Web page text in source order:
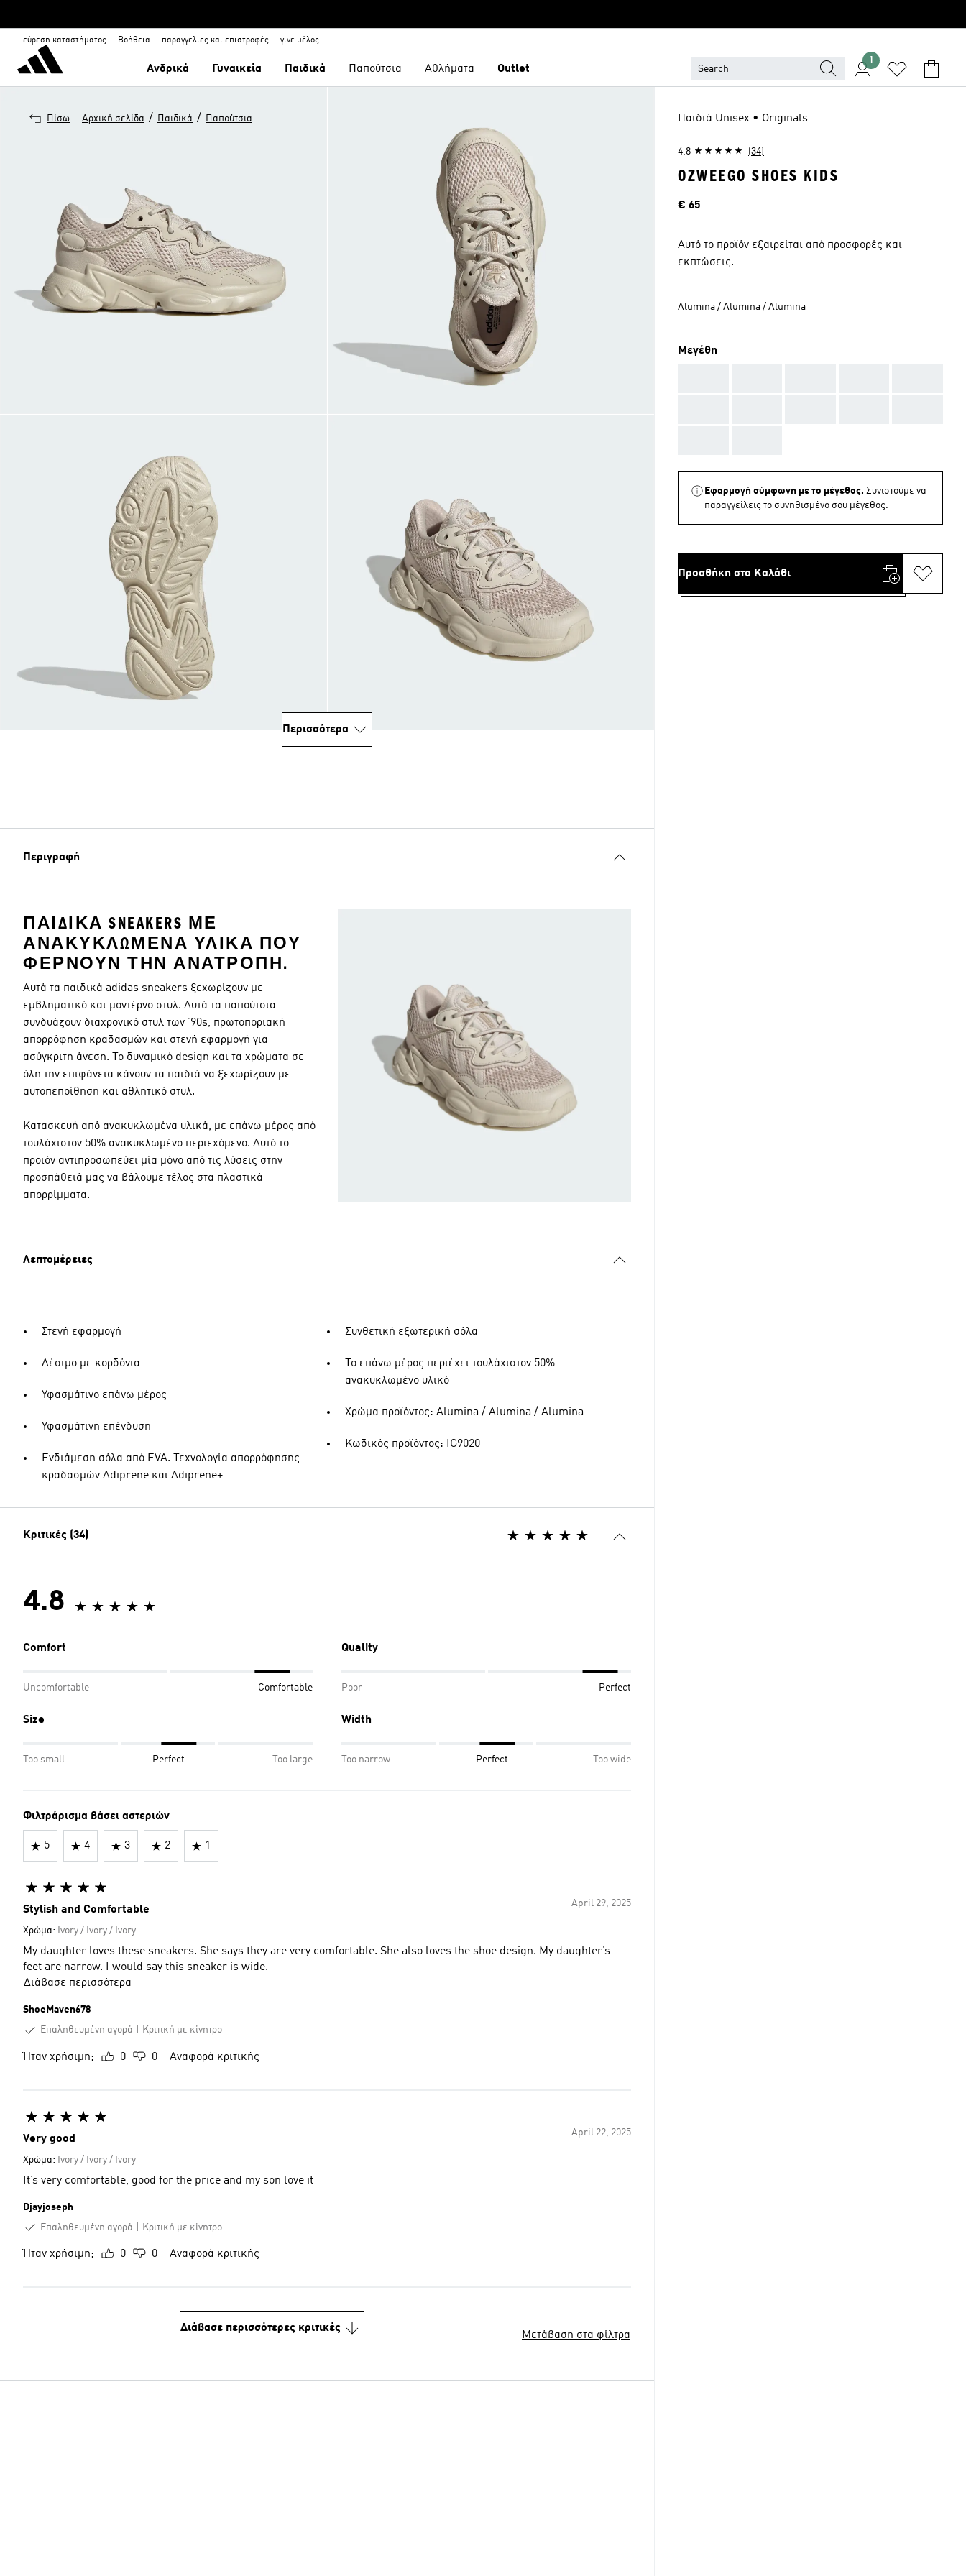
εύρεση καταστήματος Βοήθεια παραγγελίες και επιστροφές γίνε μέλος
Ανδρικά Γυναικεία Παιδικά Παπούτσια Αθλήματα Outlet
1
Πίσω Αρχική σελίδα / Παιδικά / Παπούτσια
Περισσότερα
Περιγραφή
ΠΑΙΔΙΚΆ SNEAKERS ΜΕ
ΑΝΑΚΥΚΛΩΜΈΝΑ ΥΛΙΚΆ ΠΟΥ
ΦΈΡΝΟΥΝ ΤΗΝ ΑΝΑΤΡΟΠΉ.
Αυτά τα παιδικά adidas sneakers ξεχωρίζουν με
εμβληματικό και μοντέρνο στυλ. Αυτά τα παπούτσια
συνδυάζουν διαχρονικό στυλ των ’90s, πρωτοποριακή
απορρόφηση κραδασμών και στενή εφαρμογή για
ασύγκριτη άνεση. Το δυναμικό design και τα χρώματα σε
όλη την επιφάνεια κάνουν τα παιδιά να ξεχωρίζουν με
αυτοπεποίθηση και αθλητικό στυλ.
Κατασκευή από ανακυκλωμένα υλικά, με επάνω μέρος από
τουλάχιστον 50% ανακυκλωμένο περιεχόμενο. Αυτό το
προϊόν αντιπροσωπεύει μία μόνο από τις λύσεις στην
προσπάθειά μας να βάλουμε τέλος στα πλαστικά
απορρίμματα.
Λεπτομέρειες
Στενή εφαρμογή
Δέσιμο με κορδόνια
Υφασμάτινο επάνω μέρος
Υφασμάτινη επένδυση
Ενδιάμεση σόλα από EVA. Τεχνολογία απορρόφησης
κραδασμών Adiprene και Adiprene+
Συνθετική εξωτερική σόλα
Το επάνω μέρος περιέχει τουλάχιστον 50%
ανακυκλωμένο υλικό
Χρώμα προϊόντος: Alumina / Alumina / Alumina
Κωδικός προϊόντος: IG9020
Κριτικές (34)
4.8
Comfort
Uncomfortable Comfortable
Quality
Poor Perfect
Size
Too small Perfect Too large
Width
Too narrow Perfect Too wide
Φιλτράρισμα βάσει αστεριών
5 4 3 2 1
April 29, 2025
Stylish and Comfortable
Χρώμα: Ivory / Ivory / Ivory
My daughter loves these sneakers. She says they are very comfortable. She also loves the shoe design. My daughter’s
feet are narrow. I would say this sneaker is wide.
Διάβασε περισσότερα
ShoeMaven678
Επαληθευμένη αγορά
Κριτική με κίνητρο
Ήταν χρήσιμη; 0 0 Αναφορά κριτικής
April 22, 2025
Very good
Χρώμα: Ivory / Ivory / Ivory
It’s very comfortable, good for the price and my son love it
Djayjoseph
Επαληθευμένη αγορά
Κριτική με κίνητρο
Ήταν χρήσιμη; 0 0 Αναφορά κριτικής
Διάβασε περισσότερες κριτικές
Μετάβαση στα φίλτρα
Παιδιά Unisex • Originals
4.8 (34)
OZWEEGO SHOES KIDS
Τιμή
€ 65
Αυτό το προϊόν εξαιρείται από προσφορές και
εκπτώσεις.
Alumina / Alumina / Alumina
Μεγέθη
Εφαρμογή σύμφωνη με το μέγεθος. Συνιστούμε να
παραγγείλεις το συνηθισμένο σου μέγεθος.
Προσθήκη στο Καλάθι